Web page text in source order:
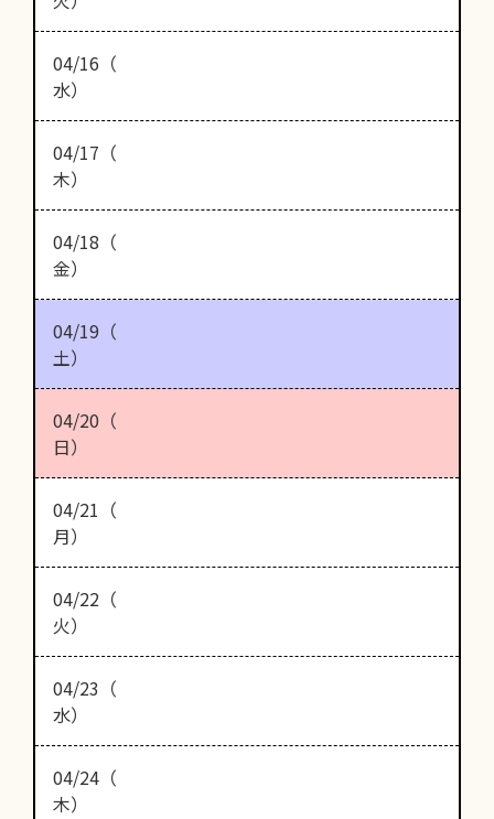
04/16（
水）
04/17（
木）
04/18（
金）
04/19（
土）
04/20（
日）
04/21（
月）
04/22（
火）
04/23（
水）
04/24（
木）